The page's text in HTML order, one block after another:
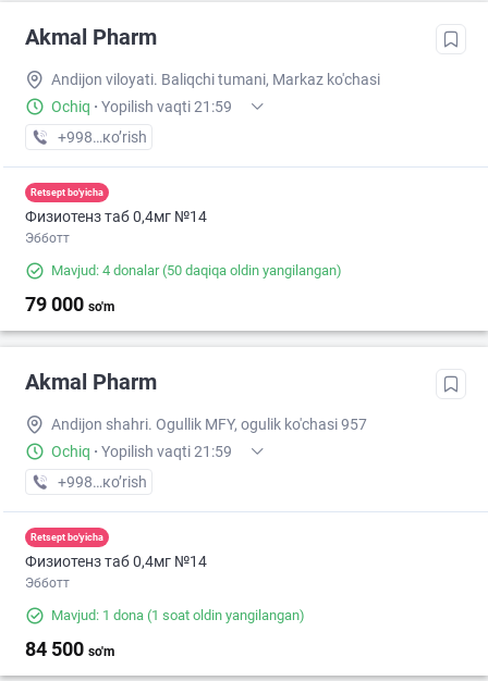
Akmal Pharm
Andijon viloyati. Baliqchi tumani, Markaz ko'chasi
Ochiq · Yopilish vaqti 21:59
+998 (91) XXX-XX-XX
кo’rish
Retsept bo'yicha
Физиотенз таб 0,4мг №14
Эбботт
Mavjud: 4 donalar(50 daqiqa oldin yangilangan)
79 000 so'm
Akmal Pharm
Andijon shahri. Ogullik MFY, ogulik ko'chasi 957
Ochiq · Yopilish vaqti 21:59
+998 (91) XXX-XX-XX
кo’rish
Retsept bo'yicha
Физиотенз таб 0,4мг №14
Эбботт
Mavjud: 1 dona (1 soat oldin yangilangan)
84 500 so'm